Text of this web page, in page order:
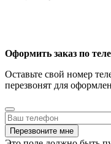
Оформить заказ по
Оставьте свой номер
перезвонят для
Перезвоните мне